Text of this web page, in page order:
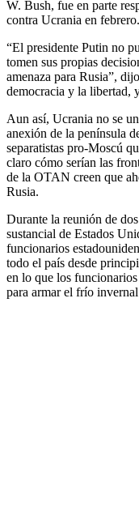
W. Bush, fue en parte
contra Ucrania en
“El presidente Putin no
tomen sus propias
amenaza para Rusia”,
democracia y la libertad,
Aun así, Ucrania no se
anexión de la península
separatistas pro-Moscú
claro cómo serían las
de la OTAN creen que
Rusia.
Durante la reunión de
sustancial de Estados
funcionarios
todo el país desde
en lo que los funcionarios
para armar el frío